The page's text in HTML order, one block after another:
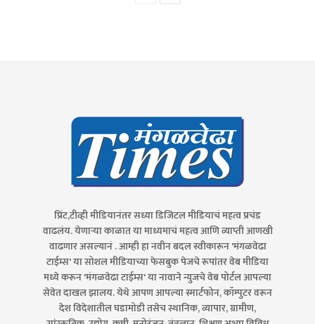
प्रिंट,टीव्ही मीडियानंतर सध्या डिजिटल मीडियाचं महत्व प्रचंड
वाढलंय. येणाऱ्या काळात या माध्यमाचं महत्व आणि व्याप्ती आणखी
वाढणार असल्यानं . आम्ही हा नवीन बदल स्वीकारून 'मंगळवेढा
टाईम्स' या सोशल मीडियाच्या फेसबुक पेजचे रूपांतर वेब मीडिया
मध्ये करून 'मंगळवेढा टाईम्स' या नावाने न्युजचे वेब पोर्टल आपल्या
सेवेत दाखल झालय. येथे आपण आपल्या स्मार्टफोन, कॉम्पुटर वरून
देश विदेशातील घडामोडी तसेच स्थानिक, व्यापार, ग्रामीण,